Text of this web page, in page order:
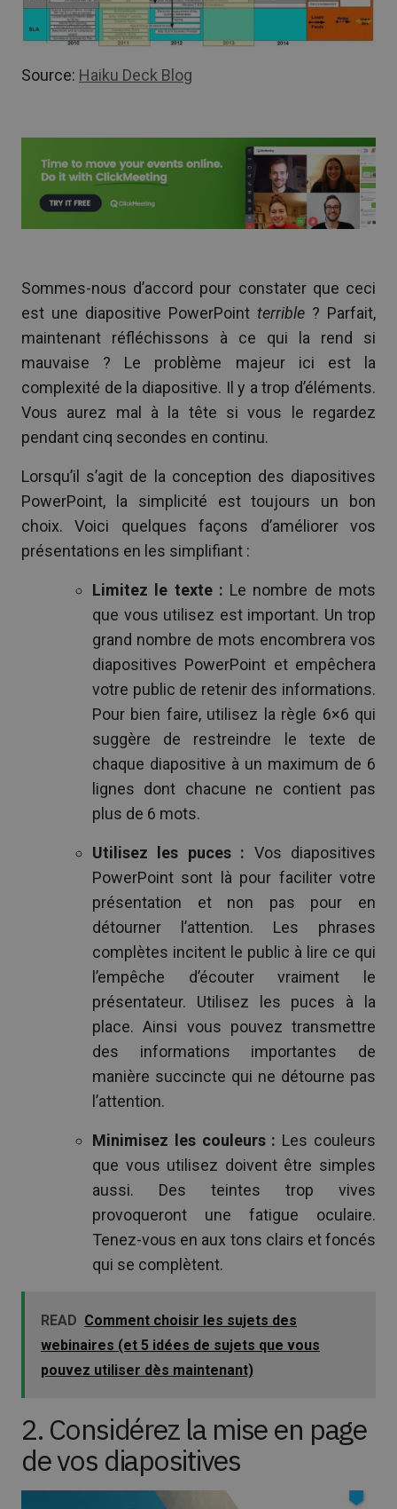
Source: Haiku Deck Blog
Sommes-nous d’accord pour constater que ceci
est une diapositive PowerPoint terrible ? Parfait,
maintenant réfléchissons à ce qui la rend si
mauvaise ? Le problème majeur ici est la
complexité de la diapositive. Il y a trop d’éléments.
Vous aurez mal à la tête si vous le regardez
pendant cinq secondes en continu.
Lorsqu’il s’agit de la conception des diapositives
PowerPoint, la simplicité est toujours un bon
choix. Voici quelques façons d’améliorer vos
présentations en les simplifiant :
Limitez le texte : Le nombre de mots
que vous utilisez est important. Un trop
grand nombre de mots encombrera vos
diapositives PowerPoint et empêchera
votre public de retenir des informations.
Pour bien faire, utilisez la règle 6×6 qui
suggère de restreindre le texte de
chaque diapositive à un maximum de 6
lignes dont chacune ne contient pas
plus de 6 mots.
Utilisez les puces : Vos diapositives
PowerPoint sont là pour faciliter votre
présentation et non pas pour en
détourner l’attention. Les phrases
complètes incitent le public à lire ce qui
l’empêche d’écouter vraiment le
présentateur. Utilisez les puces à la
place. Ainsi vous pouvez transmettre
des informations importantes de
manière succincte qui ne détourne pas
l’attention.
Minimisez les couleurs : Les couleurs
que vous utilisez doivent être simples
aussi. Des teintes trop vives
provoqueront une fatigue oculaire.
Tenez-vous en aux tons clairs et foncés
qui se complètent.
READ Comment choisir les sujets des
webinaires (et 5 idées de sujets que vous
pouvez utiliser dès maintenant)
2. Considérez la mise en page
de vos diapositives